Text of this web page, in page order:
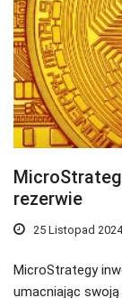
rezerwie
25 Listopad 2024
MicroStrategy
umacniając